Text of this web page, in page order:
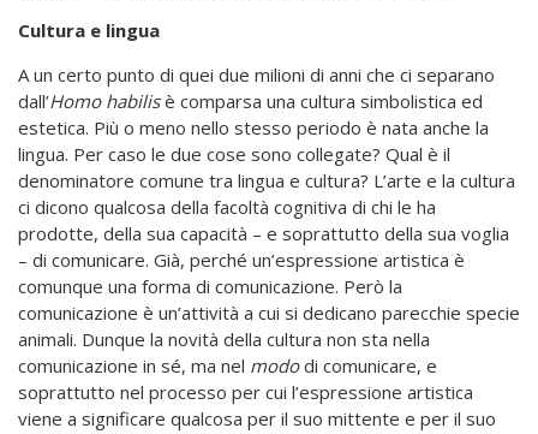
Cultura e lingua
A un certo punto di quei due milioni di anni che ci separano
dall’Homo habilisè comparsa una cultura simbolistica ed
estetica. Più o meno nello stesso periodo è nata anche la
lingua. Per caso le due cose sono collegate? Qual è il
denominatore comune tra lingua e cultura? L’arte e la cultura
ci dicono qualcosa della facoltà cognitiva di chi le ha
prodotte, della sua capacità – e soprattutto della sua voglia
– di comunicare. Già, perché un’espressione artistica è
comunque una forma di comunicazione. Però la
comunicazione è un’attività a cui si dedicano parecchie specie
animali. Dunque la novità della cultura non sta nella
comunicazione in sé, ma nel mododi comunicare, e
soprattutto nel processo per cui l’espressione artistica
viene a significare qualcosa per il suo mittente e per il suo